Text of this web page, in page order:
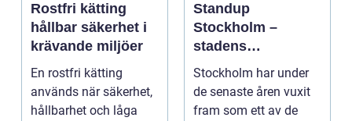
Rostfri kätting
hållbar säkerhet i
krävande miljöer
En rostfri kätting
används när säkerhet,
hållbarhet och låga
Standup
Stockholm –
stadens
vardagsrum för
skratt
Stockholm har under
de senaste åren vuxit
fram som ett av de